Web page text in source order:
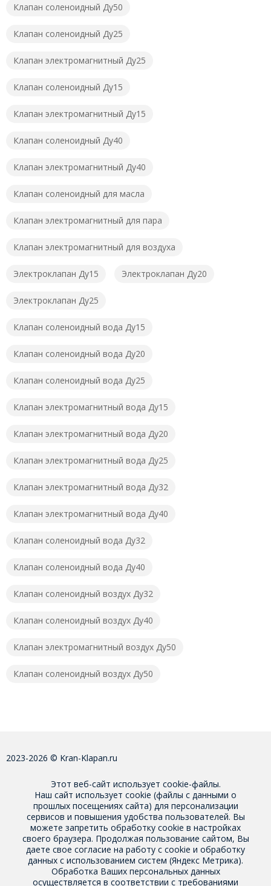
Клапан соленоидный Ду50
Клапан соленоидный Ду25
Клапан электромагнитный Ду25
Клапан соленоидный Ду15
Клапан электромагнитный Ду15
Клапан соленоидный Ду40
Клапан электромагнитный Ду40
Клапан соленоидный для масла
Клапан электромагнитный для пара
Клапан электромагнитный для воздуха
Электроклапан Ду15 Электроклапан Ду20
Электроклапан Ду25
Клапан соленоидный вода Ду15
Клапан соленоидный вода Ду20
Клапан соленоидный вода Ду25
Клапан электромагнитный вода Ду15
Клапан электромагнитный вода Ду20
Клапан электромагнитный вода Ду25
Клапан электромагнитный вода Ду32
Клапан электромагнитный вода Ду40
Клапан соленоидный вода Ду32
Клапан соленоидный вода Ду40
Клапан соленоидный воздух Ду32
Клапан соленоидный воздух Ду40
Клапан электромагнитный воздух Ду50
Клапан соленоидный воздух Ду50
2023-2026 © Kran-Klapan.ru
Этот веб-сайт использует cookie-файлы.
Наш сайт использует cookie (файлы с данными о
прошлых посещениях сайта) для персонализации
сервисов и повышения удобства пользователей. Вы
можете запретить обработку cookie в настройках
своего браузера. Продолжая пользование сайтом, Вы
даете свое согласие на работу с cookie и обработку
данных с использованием систем (Яндекс Метрика).
Обработка Ваших персональных данных
осуществляется в соответствии с требованиями